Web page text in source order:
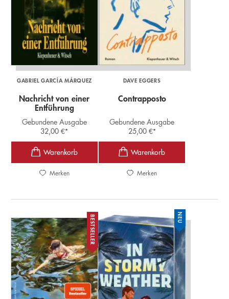
GABRIEL GARCÍA MÁRQUEZ
Nachricht von einer
Entführung
Gebundene Ausgabe
32,00€*
Merken
DAVE EGGERS
Contrapposto
Gebundene Ausgabe
25,00 €*
Merken
BESTSELLER NEU